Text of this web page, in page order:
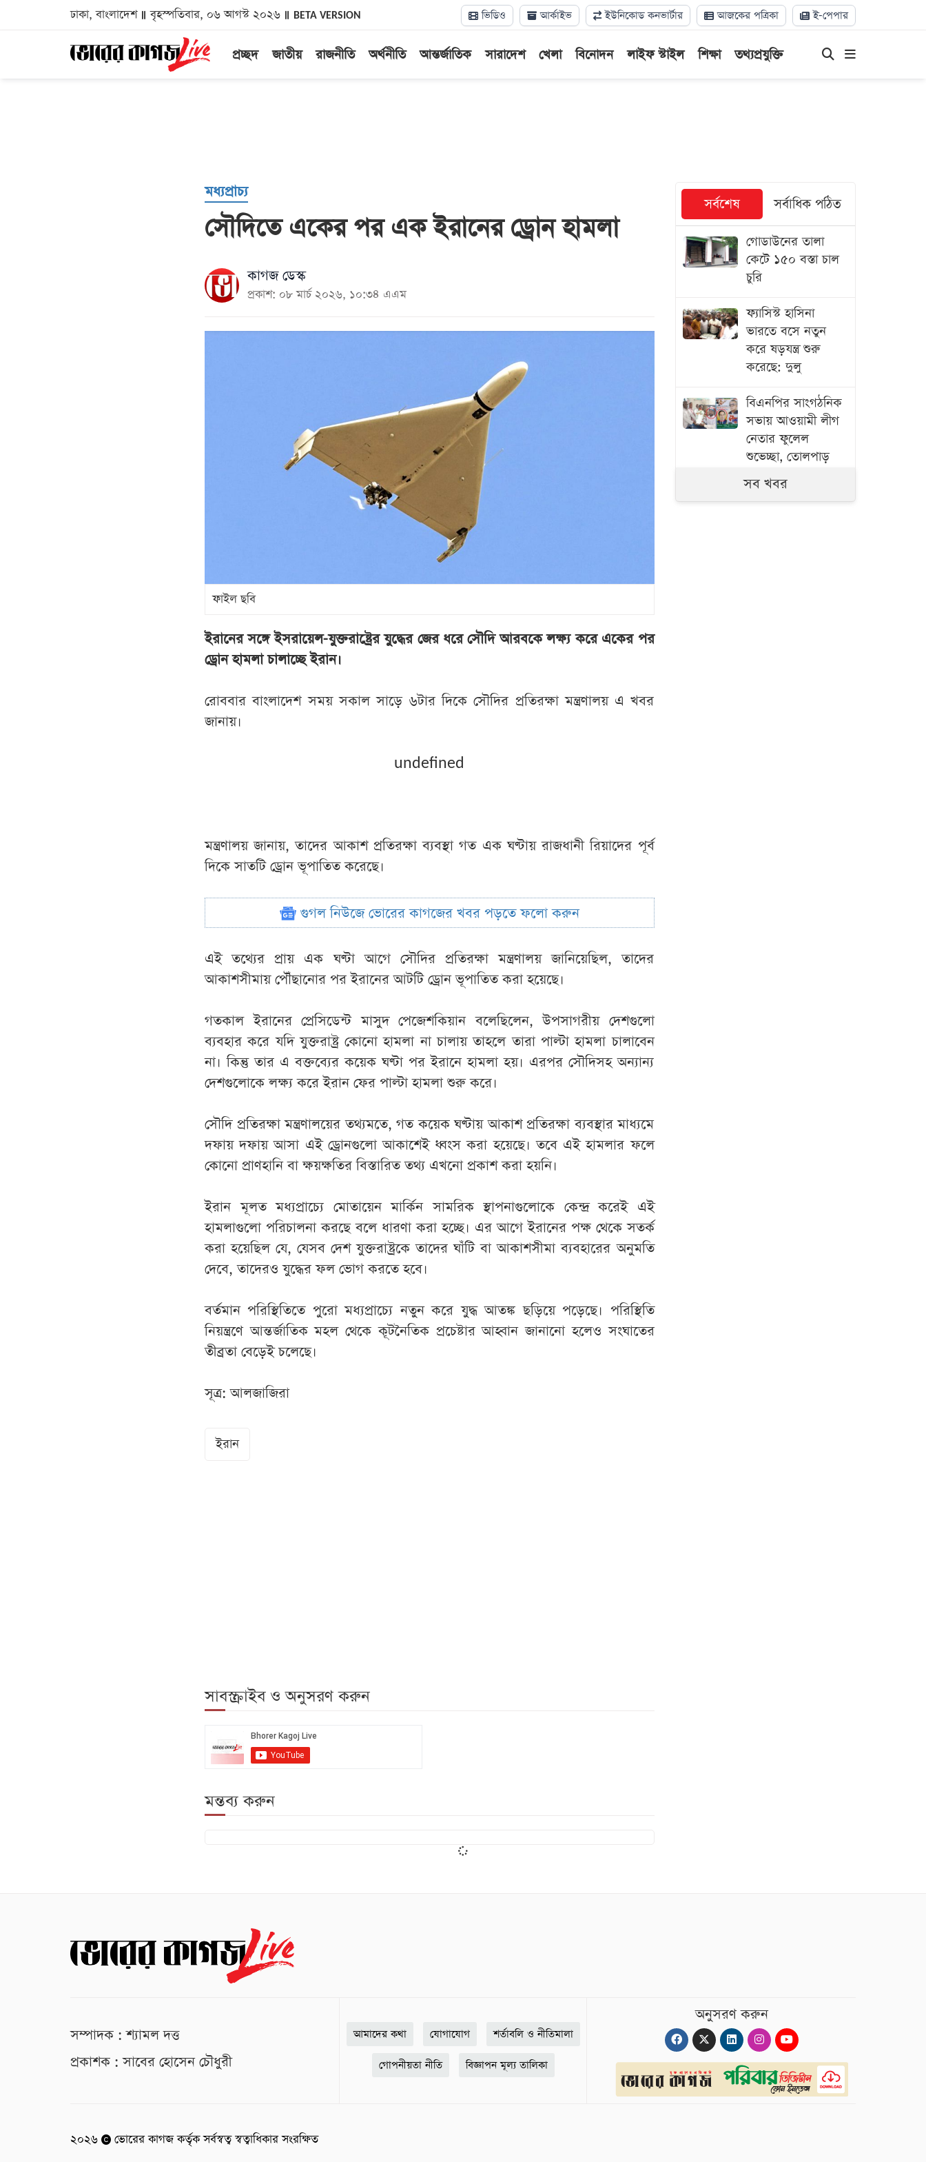
ঢাকা, বাংলাদেশ বৃহস্পতিবার, ০৬ আগস্ট ২০২৬ BETA VERSION ভিডিও আর্কাইভ ইউনিকোড কনভার্টার আজকের পত্রিকা ই-পেপার
প্রচ্ছদ জাতীয় রাজনীতি অর্থনীতি আন্তর্জাতিক সারাদেশ খেলা বিনোদন লাইফ স্টাইল শিক্ষা তথ্যপ্রযুক্তি
মধ্যপ্রাচ্য
সৌদিতে একের পর এক ইরানের ড্রোন হামলা
কাগজ ডেস্ক
প্রকাশ: ০৮ মার্চ ২০২৬, ১০:৩৪ এএম
ফাইল ছবি
ইরানের সঙ্গে ইসরায়েল-যুক্তরাষ্ট্রের যুদ্ধের জের ধরে সৌদি আরবকে লক্ষ্য করে একের পর
ড্রোন হামলা চালাচ্ছে ইরান।
রোববার বাংলাদেশ সময় সকাল সাড়ে ৬টার দিকে সৌদির প্রতিরক্ষা মন্ত্রণালয় এ খবর
জানায়।
undefined
মন্ত্রণালয় জানায়, তাদের আকাশ প্রতিরক্ষা ব্যবস্থা গত এক ঘণ্টায় রাজধানী রিয়াদের পূর্ব
দিকে সাতটি ড্রোন ভূপাতিত করেছে।
গুগল নিউজে ভোরের কাগজের খবর পড়তে ফলো করুন
এই তথ্যের প্রায় এক ঘণ্টা আগে সৌদির প্রতিরক্ষা মন্ত্রণালয় জানিয়েছিল, তাদের
আকাশসীমায় পৌঁছানোর পর ইরানের আটটি ড্রোন ভূপাতিত করা হয়েছে।
গতকাল ইরানের প্রেসিডেন্ট মাসুদ পেজেশকিয়ান বলেছিলেন, উপসাগরীয় দেশগুলো
ব্যবহার করে যদি যুক্তরাষ্ট্র কোনো হামলা না চালায় তাহলে তারা পাল্টা হামলা চালাবেন
না। কিন্তু তার এ বক্তব্যের কয়েক ঘণ্টা পর ইরানে হামলা হয়। এরপর সৌদিসহ অন্যান্য
দেশগুলোকে লক্ষ্য করে ইরান ফের পাল্টা হামলা শুরু করে।
সৌদি প্রতিরক্ষা মন্ত্রণালয়ের তথ্যমতে, গত কয়েক ঘণ্টায় আকাশ প্রতিরক্ষা ব্যবস্থার মাধ্যমে
দফায় দফায় আসা এই ড্রোনগুলো আকাশেই ধ্বংস করা হয়েছে। তবে এই হামলার ফলে
কোনো প্রাণহানি বা ক্ষয়ক্ষতির বিস্তারিত তথ্য এখনো প্রকাশ করা হয়নি।
ইরান মূলত মধ্যপ্রাচ্যে মোতায়েন মার্কিন সামরিক স্থাপনাগুলোকে কেন্দ্র করেই এই
হামলাগুলো পরিচালনা করছে বলে ধারণা করা হচ্ছে। এর আগে ইরানের পক্ষ থেকে সতর্ক
করা হয়েছিল যে, যেসব দেশ যুক্তরাষ্ট্রকে তাদের ঘাঁটি বা আকাশসীমা ব্যবহারের অনুমতি
দেবে, তাদেরও যুদ্ধের ফল ভোগ করতে হবে।
বর্তমান পরিস্থিতিতে পুরো মধ্যপ্রাচ্যে নতুন করে যুদ্ধ আতঙ্ক ছড়িয়ে পড়েছে। পরিস্থিতি
নিয়ন্ত্রণে আন্তর্জাতিক মহল থেকে কূটনৈতিক প্রচেষ্টার আহ্বান জানানো হলেও সংঘাতের
তীব্রতা বেড়েই চলেছে।
সূত্র: আলজাজিরা
ইরান
সাবস্ক্রাইব ও অনুসরণ করুন
মন্তব্য করুন
সর্বশেষ সর্বাধিক পঠিত
গোডাউনের তালা
কেটে ১৫০ বস্তা চাল
চুরি
ফ্যাসিস্ট হাসিনা
ভারতে বসে নতুন
করে ষড়যন্ত্র শুরু
করেছে: দুলু
বিএনপির সাংগঠনিক
সভায় আওয়ামী লীগ
নেতার ফুলেল
শুভেচ্ছা, তোলপাড়
একদিনেই হামের
সব খবর
সম্পাদক : শ্যামল দত্ত
প্রকাশক : সাবের হোসেন চৌধুরী
আমাদের কথা যোগাযোগ শর্তাবলি ও নীতিমালা
গোপনীয়তা নীতি বিজ্ঞাপন মূল্য তালিকা
অনুসরণ করুন
২০২৬
ভোরের কাগজ কর্তৃক সর্বস্বত্ব স্বত্বাধিকার সংরক্ষিত